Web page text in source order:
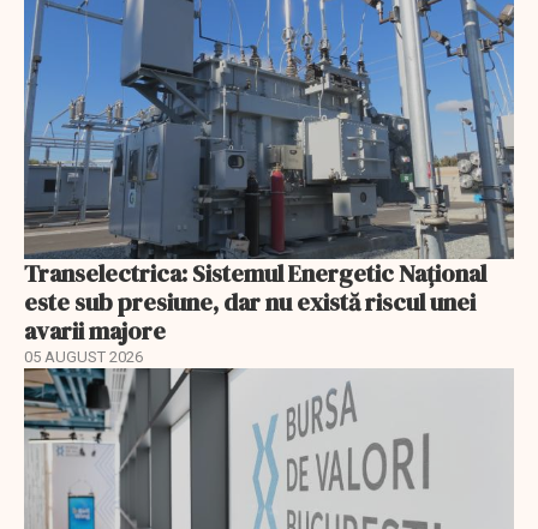
Transelectrica: Sistemul Energetic Național
este sub presiune, dar nu există riscul unei
avarii majore
05 AUGUST 2026